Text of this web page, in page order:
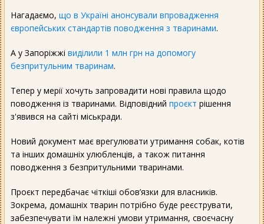
Нагадаємо, що в Україні анонсували впровадження
європейських стандартів поводження з тваринами.
А у Запоріжжі виділили 1 млн грн на допомогу
безпритульним тваринам.
Тепер у мерії хочуть запровадити нові правила щодо
поводження із тваринами. Відповідний проєкт рішення
з'явився на сайті міськради.
Новий документ має врегулювати утримання собак, котів
та інших домашніх улюбленців, а також питання
поводження з безпритульними тваринами.
Проєкт передбачає чіткіші обов’язки для власників.
Зокрема, домашніх тварин потрібно буде реєструвати,
забезпечувати їм належні умови утримання, своєчасну